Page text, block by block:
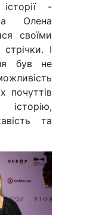
-
Олена
своїми
І
був не
почуттів
та